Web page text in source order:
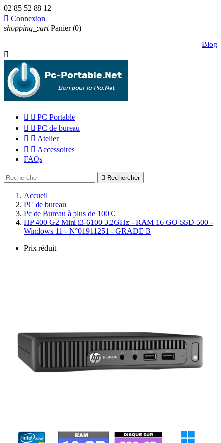
02 85 52 88 12
 Connexion
shopping_cart Panier (0)
Blog

  PC Portable
  PC de bureau
  Atelier
  Accessoires
FAQs
 Rechercher
Accueil
PC de bureau
Pc de Bureau à plus de 100 €
HP 400 G2 Mini i3-6100 3.2GHz - RAM 16 GO SSD 500 -
Windows 11 - N°01911251 - GRADE B
Prix réduit